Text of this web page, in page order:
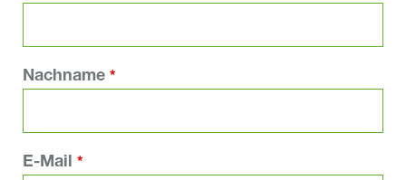
Nachname *
E-Mail *